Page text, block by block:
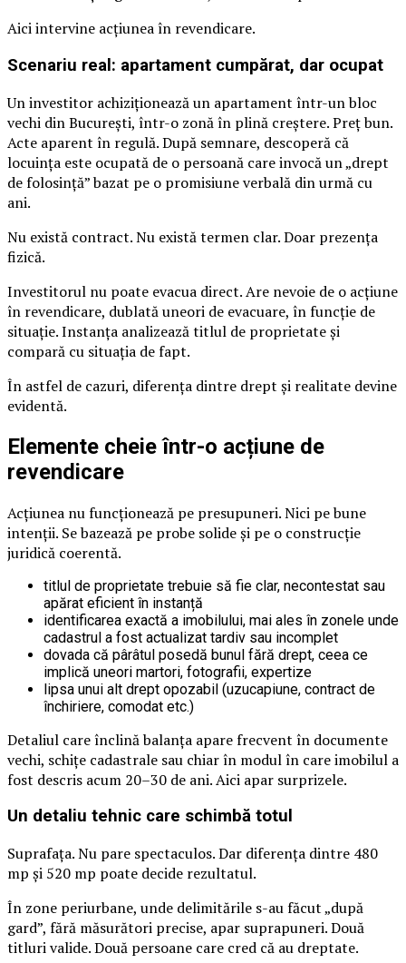
Aici intervine acțiunea în revendicare.
Scenariu real: apartament cumpărat, dar ocupat
Un investitor achiziționează un apartament într-un bloc
vechi din București, într-o zonă în plină creștere. Preț bun.
Acte aparent în regulă. După semnare, descoperă că
locuința este ocupată de o persoană care invocă un „drept
de folosință” bazat pe o promisiune verbală din urmă cu
ani.
Nu există contract. Nu există termen clar. Doar prezența
fizică.
Investitorul nu poate evacua direct. Are nevoie de o acțiune
în revendicare, dublată uneori de evacuare, în funcție de
situație. Instanța analizează titlul de proprietate și
compară cu situația de fapt.
În astfel de cazuri, diferența dintre drept și realitate devine
evidentă.
Elemente cheie într-o acțiune de
revendicare
Acțiunea nu funcționează pe presupuneri. Nici pe bune
intenții. Se bazează pe probe solide și pe o construcție
juridică coerentă.
titlul de proprietate trebuie să fie clar, necontestat sau
apărat eficient în instanță
identificarea exactă a imobilului, mai ales în zonele unde
cadastrul a fost actualizat tardiv sau incomplet
dovada că pârâtul posedă bunul fără drept, ceea ce
implică uneori martori, fotografii, expertize
lipsa unui alt drept opozabil (uzucapiune, contract de
închiriere, comodat etc.)
Detaliul care înclină balanța apare frecvent în documente
vechi, schițe cadastrale sau chiar în modul în care imobilul a
fost descris acum 20–30 de ani. Aici apar surprizele.
Un detaliu tehnic care schimbă totul
Suprafața. Nu pare spectaculos. Dar diferența dintre 480
mp și 520 mp poate decide rezultatul.
În zone periurbane, unde delimitările s-au făcut „după
gard”, fără măsurători precise, apar suprapuneri. Două
titluri valide. Două persoane care cred că au dreptate.